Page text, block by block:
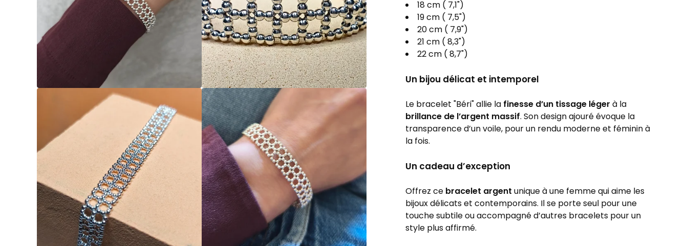
18 cm ( 7,1")
19 cm ( 7,5")
20 cm ( 7,9")
21 cm ( 8,3")
22 cm ( 8,7")
Un bijou délicat et intemporel
Le bracelet "Béri" allie la finesse d’un tissage léger à la
brillance de l’argent massif. Son design ajouré évoque la
transparence d’un voile, pour un rendu moderne et féminin à
la fois.
Un cadeau d’exception
Offrez ce bracelet argent unique à une femme qui aime les
bijoux délicats et contemporains. Il se porte seul pour une
touche subtile ou accompagné d’autres bracelets pour un
style plus affirmé.